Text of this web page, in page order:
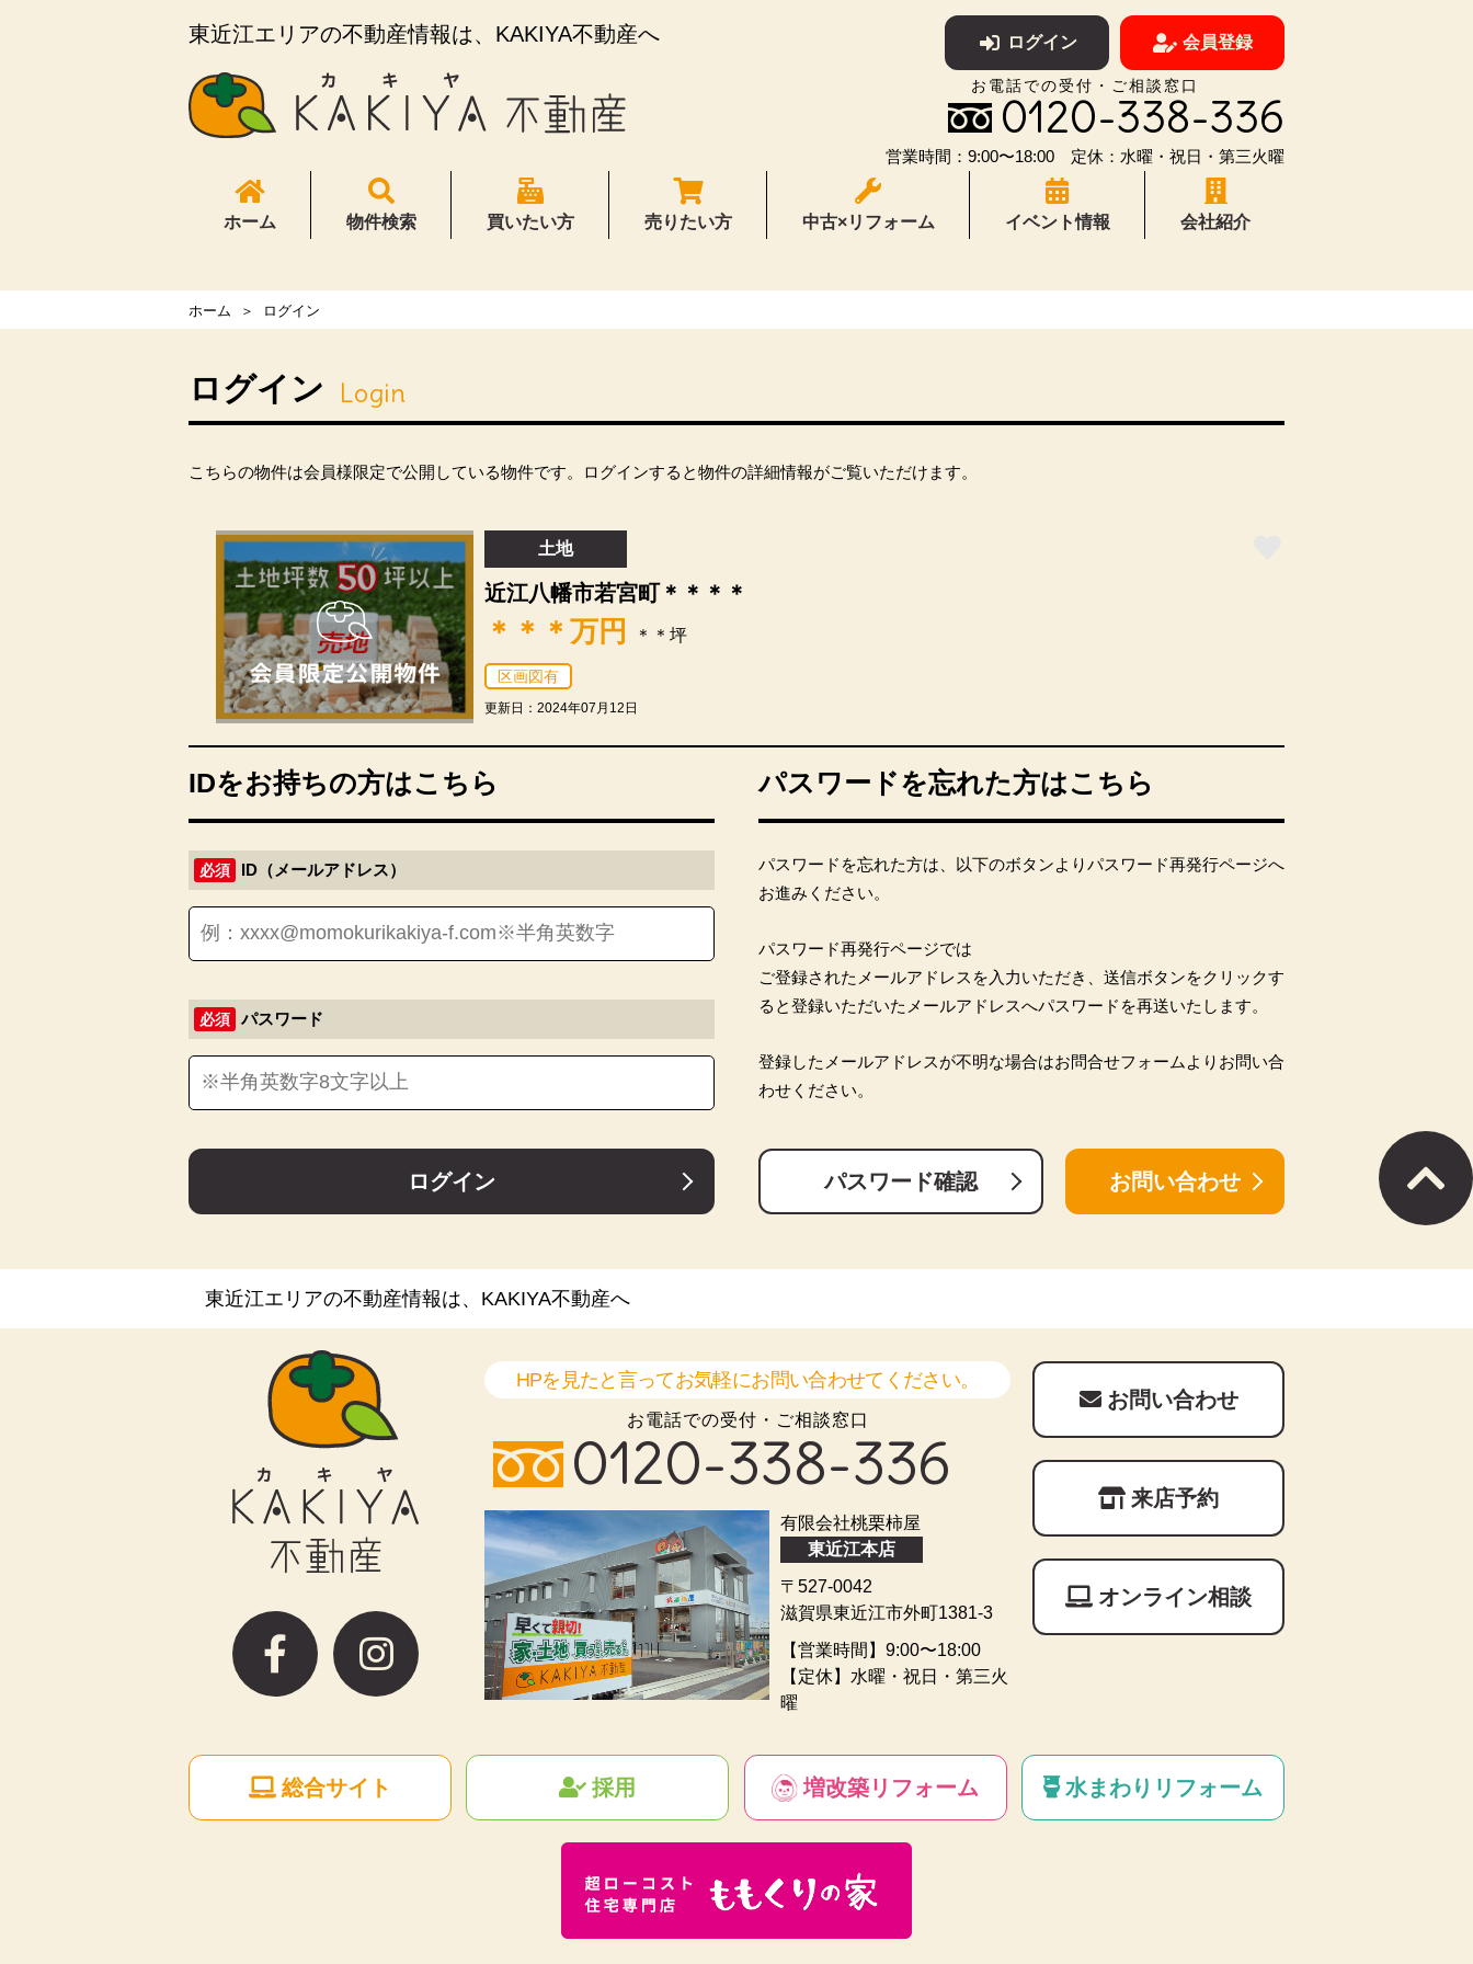
東近江エリアの不動産情報は、KAKIYA不動産へ 会員登録
ログイン
お電話での受付・ご相談窓口
0120-338-336
営業時間：9:00〜18:00 定休：水曜・祝日・第三火曜
ホーム 物件検索 買いたい方 売りたい方 中古×リフォーム イベント情報 会社紹介
ホーム ログイン
ログイン Login
こちらの物件は会員様限定で公開している物件です。ログインすると物件の詳細情報がご覧いただけます。
土地
近江八幡市若宮町＊＊＊＊
＊＊＊ 万円 ＊＊坪
区画図有
更新日：2024年07月12日
IDをお持ちの方はこちら
必須 ID（メールアドレス）
必須 パスワード
ログイン
パスワードを忘れた方はこちら
パスワードを忘れた方は、以下のボタンよりパスワード再発行ページへ
お進みください。
パスワード再発行ページでは
ご登録されたメールアドレスを入力いただき、送信ボタンをクリックす
ると登録いただいたメールアドレスへパスワードを再送いたします。
登録したメールアドレスが不明な場合はお問合せフォームよりお問い合
わせください。
パスワード確認 お問い合わせ
東近江エリアの不動産情報は、KAKIYA不動産へ
HPを見たと言ってお気軽にお問い合わせてください。
お電話での受付・ご相談窓口
0120-338-336
有限会社桃栗柿屋
東近江本店
〒527-0042
滋賀県東近江市外町1381-3
【営業時間】9:00〜18:00
【定休】水曜・祝日・第三火
曜
お問い合わせ
来店予約
オンライン相談
総合サイト 採用 増改築リフォーム 水まわりリフォーム